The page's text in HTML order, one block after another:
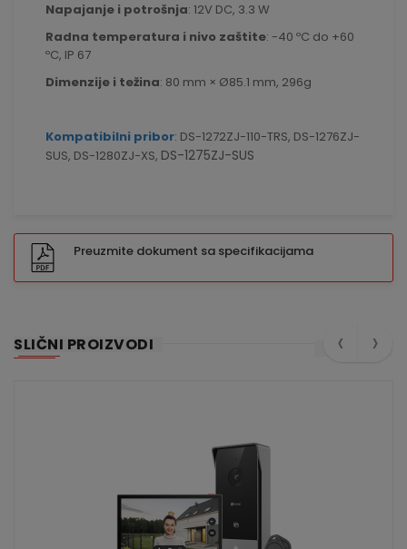
Napajanje i potrošnja: 12V DC, 3.3 W
Radna temperatura i nivo zaštite: -40 ºC do +60
ºC, IP 67
Dimenzije i težina: 80 mm × Ø85.1 mm, 296g
Kompatibilni pribor: DS-1272ZJ-110-TRS, DS-1276ZJ-
SUS, DS-1280ZJ-XS, DS-1275ZJ-SUS
Preuzmite dokument sa specifikacijama
SLIČNI PROIZVODI ‹ ›